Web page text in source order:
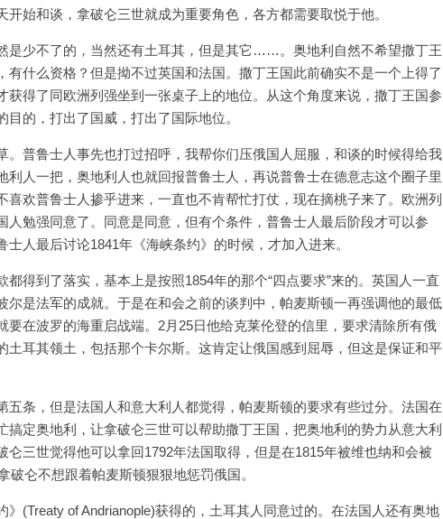
始和谈，拿破仑三世就成为重要角色，各方都需要取悦于他。
是少不了的，当然还有土耳其，但是其它……。奥地利自然不希望撒丁王
什么资格？但是拗不过英国和法国。撒丁王国此前确实不是一个上得了
获得了同欧洲列强坐到一张桌子上的地位。从这个角度来说，撒丁王国参
的，打出了国威，打出了国际地位。
。普鲁士人事先也打过招呼，我帮你们压俄国人屈服，和谈的时候得给我
人一把，奥地利人也就回报普鲁士人，再说普鲁士在德意志这个圈子里
欢普鲁士人掺乎进来，一直也不肯帮忙打仗，现在摘桃子来了。欧洲列
勉强同意了。同意是同意，但有个条件，普鲁士人最后阶段才可以参
人最后讨论1841年《海峡条约》的时候，才加入进来。
得到了落实，基本上是按照1854年的那个“四点要求”来的。英国人一直
尔是法军的成就。于是在和会之前的谈判中，帕麦斯顿一再强调他的最低
在波罗的海重启战端。2月25日他给克莱伦登的信里，要求清除所有俄
土耳其领土，包括那个卡尔斯。这肯定让俄国感到屈辱，但这是保证和平
条，但是法国人和意大利人都觉得，帕麦斯顿的要求有些过分。法国在
定奥地利，让拿破仑三世可以帮助撒丁王国，把奥地利的势力从意大利
三世觉得他可以拿回1792年法国取得，但是在1815年被维也纳和会被
仑不想跟着帕麦斯顿狠狠地惩罚俄国。
(Treaty of Andrianople)获得的，土耳其人同意过的。在法国人还有奥地